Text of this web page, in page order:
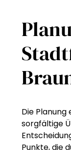
Die
sorgfältige
Punkte, die